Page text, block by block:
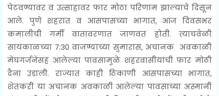
पेटवण्यावर व उत्साहावर फार मोठा परिणाम झाल्याचे दिसून
आले. पुणे शहरात व आसपासच्या भागात, आज दिवसभर
कमालीची गर्मी वातावरणात जाणवत होती. त्याचवेळी
सायंकाळच्या 7:30 वाजण्याच्या सुमारास, अचानक अवकाळी
मेघगर्जनेसह आलेल्या पावसामुळे शहरवासीयांची फार मोठी
दैना उडाली. राज्यात काही ठिकाणी आसपासच्या भागात,
शेतकरी या अचानक अवकाळी आलेल्या पावसाच्या अस्मानी